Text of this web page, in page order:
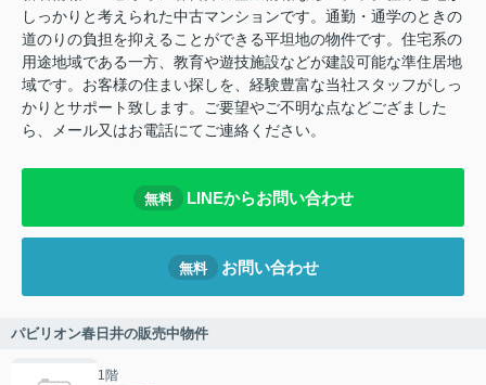
しっかりと考えられた中古マンションです。通勤・通学のときの
道のりの負担を抑えることができる平坦地の物件です。住宅系の
用途地域である一方、教育や遊技施設などが建設可能な準住居地
域です。お客様の住まい探しを、経験豊富な当社スタッフがしっ
かりとサポート致します。ご要望やご不明な点などござました
ら、メール又はお電話にてご連絡ください。
無料 LINEからお問い合わせ
無料 お問い合わせ
パビリオン春日井の販売中物件
1階